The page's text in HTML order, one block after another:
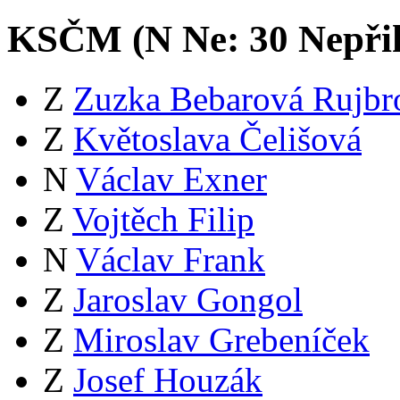
KSČM (N Ne: 30
Z Zuzka Bebarová
Z Květoslava Čelišová
N Václav Exner
Z Vojtěch Filip
N Václav Frank
Z Jaroslav Gongol
Z Miroslav Grebeníček
Z Josef Houzák